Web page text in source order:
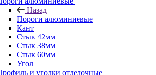
Назад
Пороги алюминиевые
Кант
Стык 42мм
Стык 38мм
Стык 60мм
Угол
и уголки отделочные